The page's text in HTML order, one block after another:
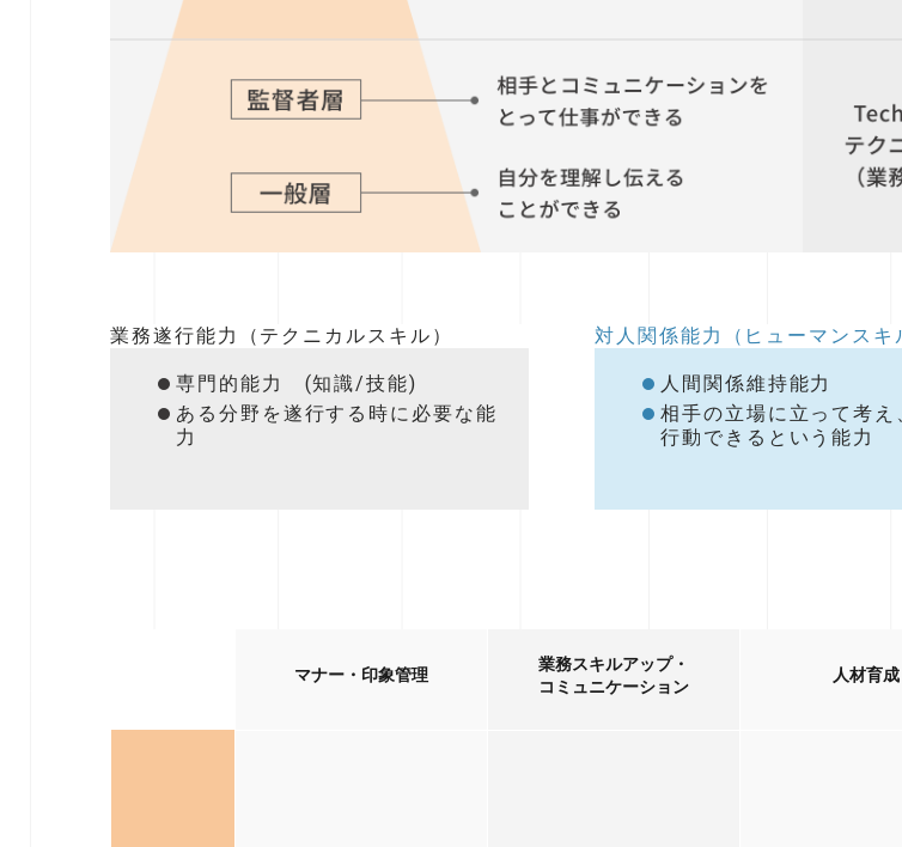
業務遂行能力（テクニカルスキル）
専門的能力 (知識/技能)
ある分野を遂行する時に必要な能
力
対人関係能力（ヒューマンスキ
人間関係維持能力
相手の立場に立って考え
行動できるという能力
マナー・印象管理
業務スキルアップ・
コミュニケーション
人材育成